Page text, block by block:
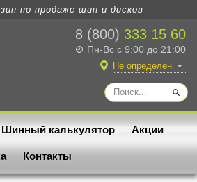
по продаже шин и дисков
8 (800) 333 15 60
Пн-Вс с 9:00 до 21:00
Не определен
Шинный калькулятор Акции
Контакты